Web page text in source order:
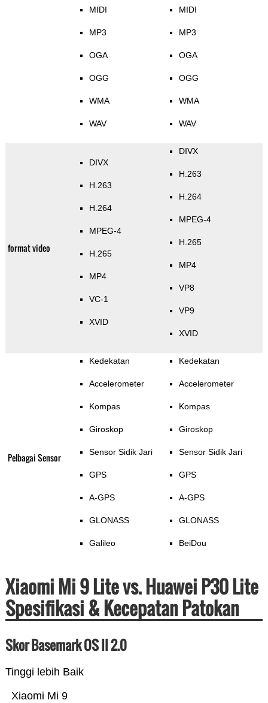
MIDI
MP3
OGA
OGG
WMA
WAV
MIDI
MP3
OGA
OGG
WMA
WAV
format video
DIVX
H.263
H.264
MPEG-4
H.265
MP4
VC-1
XVID
DIVX
H.263
H.264
MPEG-4
H.265
MP4
VP8
VP9
XVID
Pelbagai Sensor
Kedekatan
Accelerometer
Kompas
Giroskop
Sensor Sidik Jari
GPS
A-GPS
GLONASS
Galileo
Kedekatan
Accelerometer
Kompas
Giroskop
Sensor Sidik Jari
GPS
A-GPS
GLONASS
BeiDou
Xiaomi Mi 9 Lite vs. Huawei P30 Lite
Spesifikasi & Kecepatan Patokan
Skor Basemark OS II 2.0
Tinggi lebih Baik
Xiaomi Mi 9